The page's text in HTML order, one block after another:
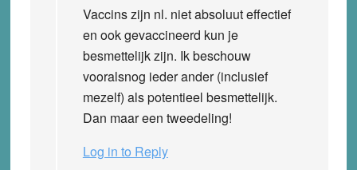
Vaccins zijn nl. niet absoluut effectief
en ook gevaccineerd kun je
besmettelijk zijn. Ik beschouw
vooralsnog ieder ander (inclusief
mezelf) als potentieel besmettelijk.
Dan maar een tweedeling!
Log in to Reply